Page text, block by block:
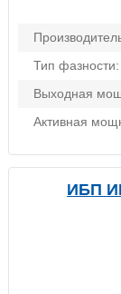
Тип фазности:
Выходная
Активная
ИБП